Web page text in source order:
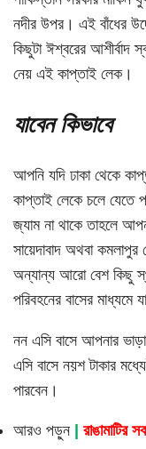
নদীর উপর। এই বাঁধের
কিছুটা ঈশ্বরের
নেয় এই কাপ্তাই লেক।
যাবেন কিভাবে
আপনি যদি ঢাকা থেকে
কাপ্তাই লেকে চলে যেতে
জ্যাম না থাকে তাহলে
সায়েদাবাদ অথবা
অন্যান্য আরো বেশ কিছু
পরিবহনের বাসের মাধ্যমে
নন এসি বাসে আপনার
এসি বাসে নয়শ টাকার
পারবেন।
আরও পড়ুন রাঙামাটির